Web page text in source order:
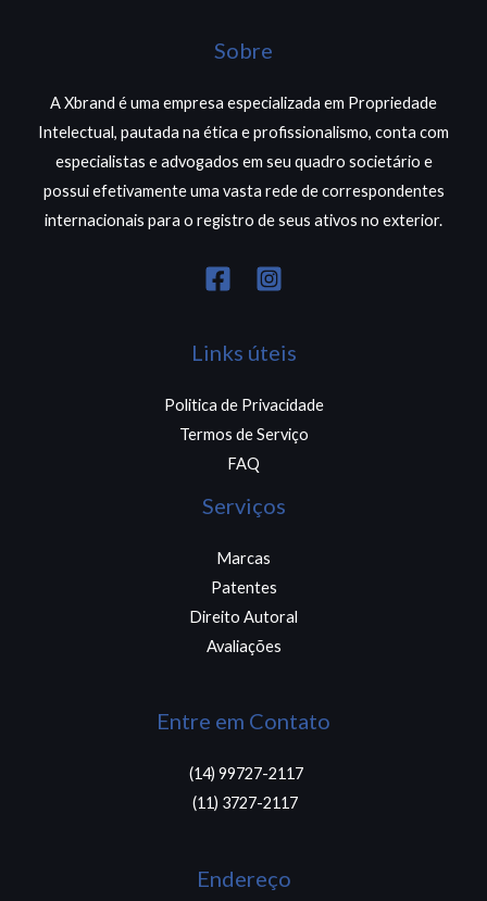
Sobre
A Xbrand é uma empresa especializada em Propriedade
Intelectual, pautada na ética e profissionalismo, conta com
especialistas e advogados em seu quadro societário e
possui efetivamente uma vasta rede de correspondentes
internacionais para o registro de seus ativos no exterior.
Links úteis
Politica de Privacidade
Termos de Serviço
FAQ
Serviços
Marcas
Patentes
Direito Autoral
Avaliações
Entre em Contato
(14) 99727-2117​
(11) 3727-2117 ​
Endereço